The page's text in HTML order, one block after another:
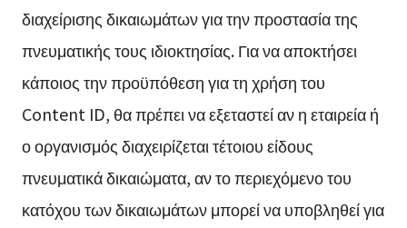
διαχείρισης δικαιωμάτων για την προστασία της
πνευματικής τους ιδιοκτησίας. Για να αποκτήσει
κάποιος την προϋπόθεση για τη χρήση του
Content ID, θα πρέπει να εξεταστεί αν η εταιρεία ή
ο οργανισμός διαχειρίζεται τέτοιου είδους
πνευματικά δικαιώματα, αν το περιεχόμενο του
κατόχου των δικαιωμάτων μπορεί να υποβληθεί για